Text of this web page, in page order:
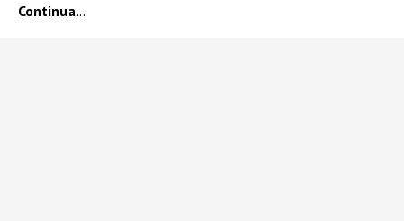
Continua…